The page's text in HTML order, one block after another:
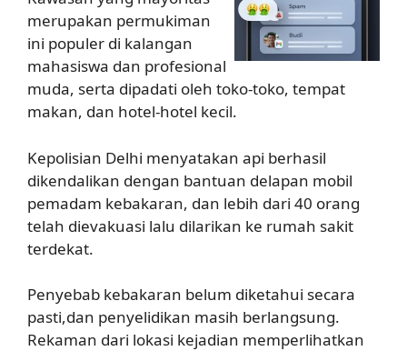
merupakan permukiman
ini populer di kalangan
mahasiswa dan profesional
muda, serta dipadati oleh toko-toko, tempat
makan, dan hotel-hotel kecil.
Kepolisian Delhi menyatakan api berhasil
dikendalikan dengan bantuan delapan mobil
pemadam kebakaran, dan lebih dari 40 orang
telah dievakuasi lalu dilarikan ke rumah sakit
terdekat.
Penyebab kebakaran belum diketahui secara
pasti,dan penyelidikan masih berlangsung.
Rekaman dari lokasi kejadian memperlihatkan